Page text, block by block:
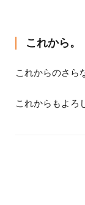
これから。
これからのさら
これからもよろ